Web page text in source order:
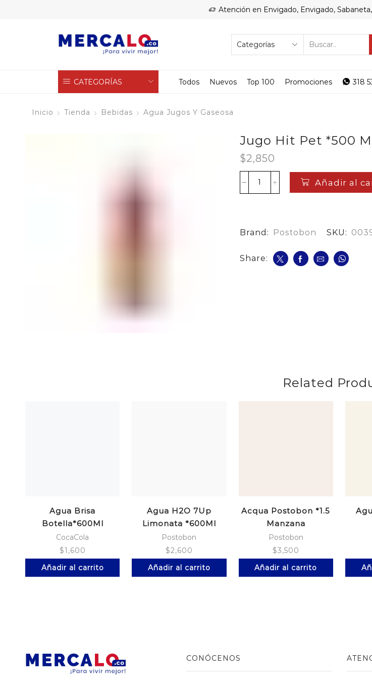
Atención en Envigado, Envigado,
SEARCH
CATEGORÍAS Todos Nuevos Top 100 Promociones 318
Inicio Tienda Bebidas Agua Jugos Y Gaseosa
Jugo Hit Pet *500
$2,850
Jugo
Hit
Ml
Frutas
cantidad
Añadir al
Brand: Postobon SKU:
Share:
Related
Agua Brisa
Botella*600Ml
CocaCola
$1,600
Añadir al carrito
Agua H2O 7Up
Limonata *600Ml
Postobon
$2,600
Añadir al carrito
Acqua Postobon *1.5
Manzana
Postobon
$3,500
Añadir al carrito
CONÓCENOS